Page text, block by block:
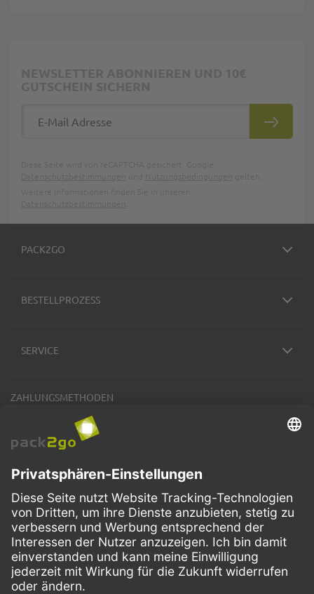
PACK2GO
BESTELLPROZESS
SERVICE
ZAHLUNGSMETHODEN
VERSANDARTEN
FacebookInstagramLinkedIn